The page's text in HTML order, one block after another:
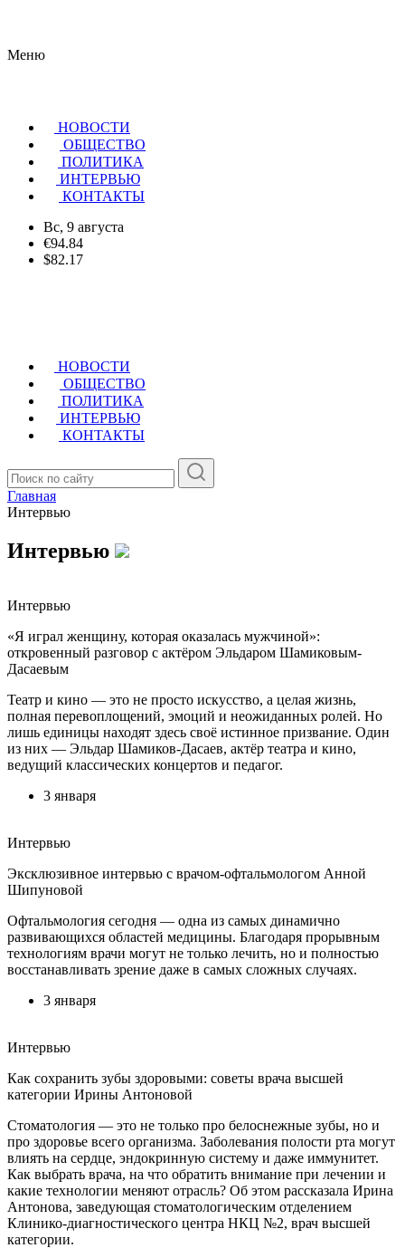
Меню
НОВОСТИ
ОБЩЕСТВО
ПОЛИТИКА
ИНТЕРВЬЮ
КОНТАКТЫ
Вс, 9 августа
€94.84
$82.17
НОВОСТИ
ОБЩЕСТВО
ПОЛИТИКА
ИНТЕРВЬЮ
КОНТАКТЫ
Главная
Интервью
Интервью
Интервью
«Я играл женщину, которая оказалась мужчиной»:
откровенный разговор с актёром Эльдаром Шамиковым-
Дасаевым
Театр и кино — это не просто искусство, а целая жизнь,
полная перевоплощений, эмоций и неожиданных ролей. Но
лишь единицы находят здесь своё истинное призвание. Один
из них — Эльдар Шамиков-Дасаев, актёр театра и кино,
ведущий классических концертов и педагог.
3 января
Интервью
Эксклюзивное интервью с врачом-офтальмологом Анной
Шипуновой
Офтальмология сегодня — одна из самых динамично
развивающихся областей медицины. Благодаря прорывным
технологиям врачи могут не только лечить, но и полностью
восстанавливать зрение даже в самых сложных случаях.
3 января
Интервью
Как сохранить зубы здоровыми: советы врача высшей
категории Ирины Антоновой
Стоматология — это не только про белоснежные зубы, но и
про здоровье всего организма. Заболевания полости рта могут
влиять на сердце, эндокринную систему и даже иммунитет.
Как выбрать врача, на что обратить внимание при лечении и
какие технологии меняют отрасль? Об этом рассказала Ирина
Антонова, заведующая стоматологическим отделением
Клинико-диагностического центра НКЦ №2, врач высшей
категории.